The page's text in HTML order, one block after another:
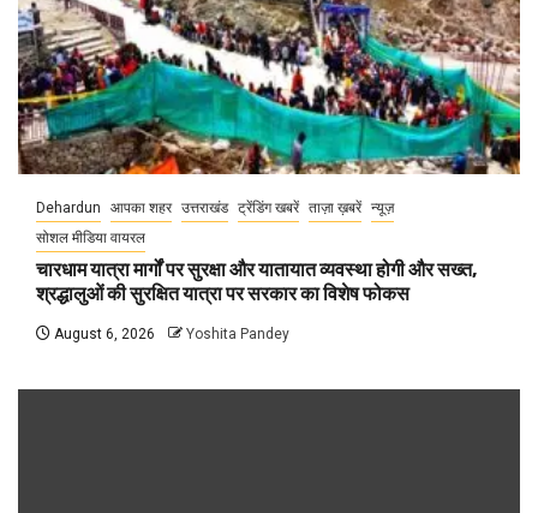
Dehardun आपका शहर उत्तराखंड ट्रेंडिंग खबरें ताज़ा ख़बरें न्यूज़
सोशल मीडिया वायरल
चारधाम यात्रा मार्गों पर सुरक्षा और यातायात व्यवस्था होगी और सख्त,
श्रद्धालुओं की सुरक्षित यात्रा पर सरकार का विशेष फोकस
August 6, 2026 Yoshita Pandey